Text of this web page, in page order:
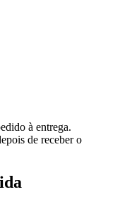
à entrega.
de receber o